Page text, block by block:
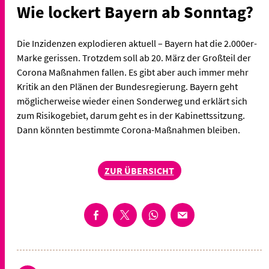
Wie lockert Bayern ab Sonntag?
Die Inzidenzen explodieren aktuell – Bayern hat die 2.000er-
Marke gerissen. Trotzdem soll ab 20. März der Großteil der
Corona Maßnahmen fallen. Es gibt aber auch immer mehr
Kritik an den Plänen der Bundesregierung. Bayern geht
möglicherweise wieder einen Sonderweg und erklärt sich
zum Risikogebiet, darum geht es in der Kabinettssitzung.
Dann könnten bestimmte Corona-Maßnahmen bleiben.
ZUR ÜBERSICHT